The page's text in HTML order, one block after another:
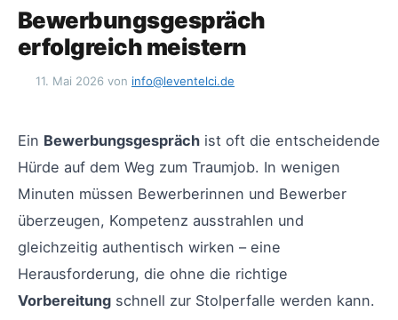
Bewerbungsgespräch
erfolgreich meistern
11. Mai 2026 von info@leventelci.de
Ein Bewerbungsgespräch ist oft die entscheidende
Hürde auf dem Weg zum Traumjob. In wenigen
Minuten müssen Bewerberinnen und Bewerber
überzeugen, Kompetenz ausstrahlen und
gleichzeitig authentisch wirken – eine
Herausforderung, die ohne die richtige
Vorbereitung schnell zur Stolperfalle werden kann.